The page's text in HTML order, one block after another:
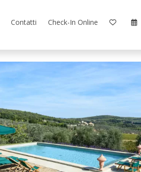
Contatti Check-In Online